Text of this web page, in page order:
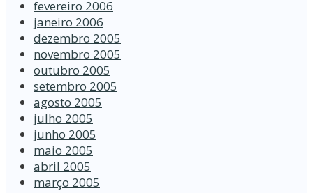
fevereiro 2006
janeiro 2006
dezembro 2005
novembro 2005
outubro 2005
setembro 2005
agosto 2005
julho 2005
junho 2005
maio 2005
abril 2005
março 2005